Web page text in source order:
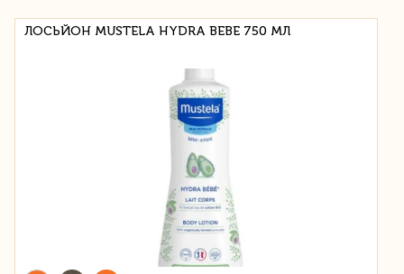
ЛОСЬЙОН MUSTELA HYDRA BEBE 750 МЛ